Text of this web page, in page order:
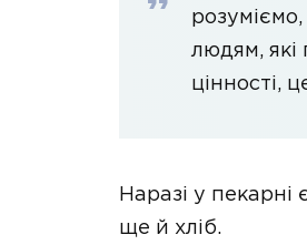
людям, які
цінності,
Наразі у
ще й хліб.